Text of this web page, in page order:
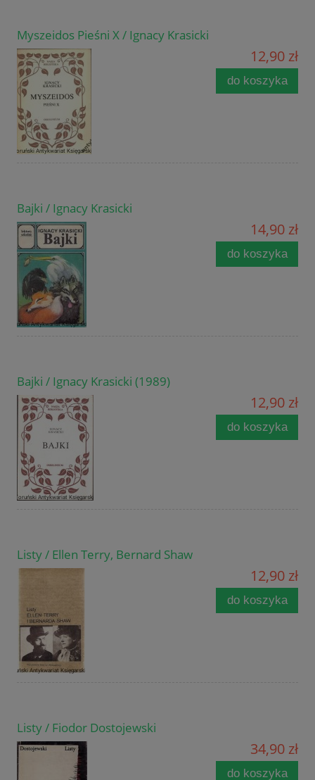
Myszeidos Pieśni X / Ignacy Krasicki
12,90 zł
do koszyka
Bajki / Ignacy Krasicki
14,90 zł
do koszyka
Bajki / Ignacy Krasicki (1989)
12,90 zł
do koszyka
Listy / Ellen Terry, Bernard Shaw
12,90 zł
do koszyka
Listy / Fiodor Dostojewski
34,90 zł
do koszyka